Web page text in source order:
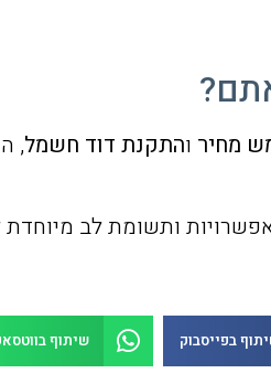
מחיר והתקנת דוד חשמל,
בפייסבוק שיתוף